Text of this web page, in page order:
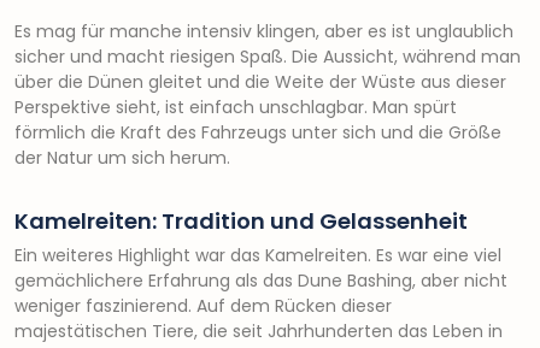
Es mag für manche intensiv klingen, aber es ist unglaublich
sicher und macht riesigen Spaß. Die Aussicht, während man
über die Dünen gleitet und die Weite der Wüste aus dieser
Perspektive sieht, ist einfach unschlagbar. Man spürt
förmlich die Kraft des Fahrzeugs unter sich und die Größe
der Natur um sich herum.
Kamelreiten: Tradition und Gelassenheit
Ein weiteres Highlight war das Kamelreiten. Es war eine viel
gemächlichere Erfahrung als das Dune Bashing, aber nicht
weniger faszinierend. Auf dem Rücken dieser
majestätischen Tiere, die seit Jahrhunderten das Leben in